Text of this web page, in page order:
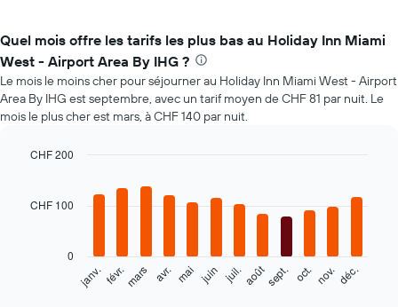
Quel mois offre les tarifs les plus bas au Holiday Inn Miami
West - Airport Area By IHG ?
Le mois le moins cher pour séjourner au Holiday Inn Miami West - Airport
Area By IHG est septembre, avec un tarif moyen de CHF 81 par nuit. Le
mois le plus cher est mars, à CHF 140 par nuit.
with
graphiquejanv. févr.mars avr. mai juin juil.aoûtsept. oct. nov. déc.
0
CHF 100
CHF 200